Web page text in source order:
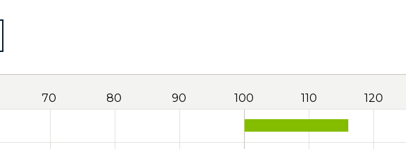
70 80 90 100 110 120